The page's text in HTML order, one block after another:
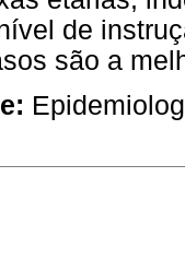
de
são a